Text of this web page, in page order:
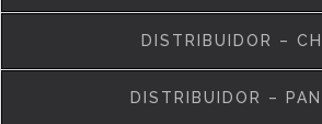
DISTRIBUIDOR –
DISTRIBUIDOR –